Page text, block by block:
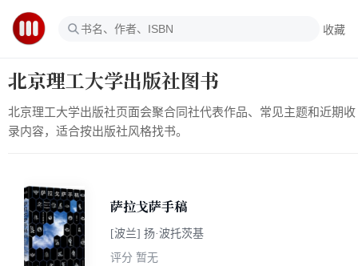
收藏
北京理工大学出版社图书
北京理工大学出版社页面会聚合同社代表作品、常见主题和近期收
录内容，适合按出版社风格找书。
萨拉戈萨手稿
[波兰] 扬·波托茨基
评分 暂无